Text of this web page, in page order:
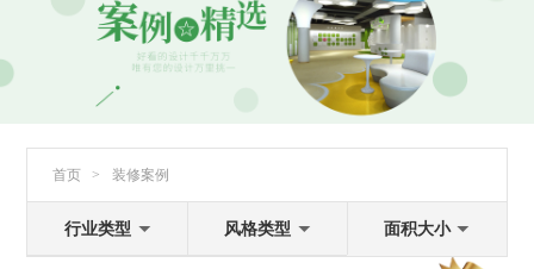
首页 > 装修案例
行业类型 风格类型 面积大小